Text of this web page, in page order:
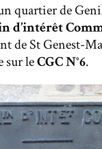
quartier de
d’intérêt
de St Genest-
sur leCGC N°6.